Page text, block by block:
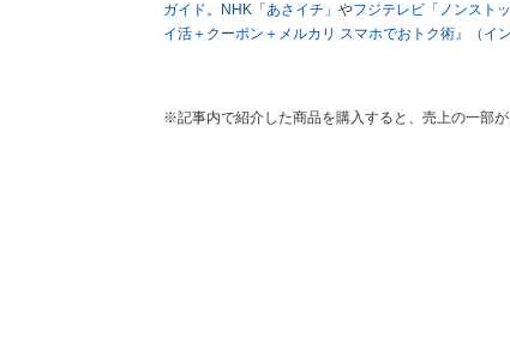
ガイド。 NHK「あさイチ」 やフジテレビ「ノンストッ
イ活＋クーポン＋メルカリ スマホでおトク術』（イン
■経歴：2003年、夫が子育てをするために、突然会
品者側にまわり、家の中の物を出品しまくる。出品
※記事内で紹介した商品を購入すると、売上の一部